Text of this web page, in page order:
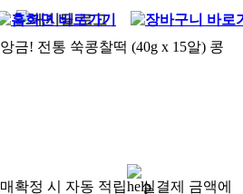
금! 전통 쑥콩찰떡 (40g x 15알) 콩
확정 시 자동 적립
실결제 금액에